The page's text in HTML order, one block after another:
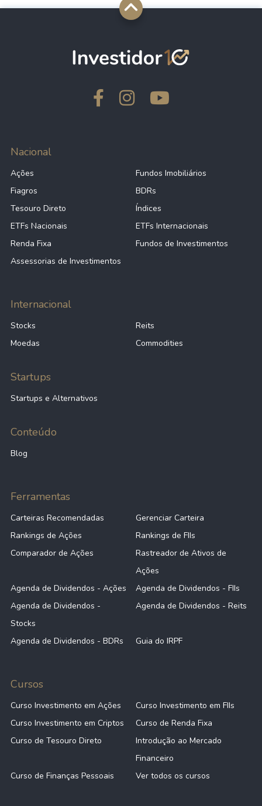
Nacional
Ações
Fundos Imobiliários
Fiagros
BDRs
Tesouro Direto
Índices
ETFs Nacionais
ETFs Internacionais
Renda Fixa
Fundos de Investimentos
Assessorias de Investimentos
Internacional
Stocks
Reits
Moedas
Commodities
Startups
Startups e Alternativos
Conteúdo
Blog
Ferramentas
Carteiras Recomendadas
Gerenciar Carteira
Rankings de Ações
Rankings de FIIs
Comparador de Ações
Rastreador de Ativos de
Ações
Agenda de Dividendos - Ações
Agenda de Dividendos - FIIs
Agenda de Dividendos -
Stocks
Agenda de Dividendos - Reits
Agenda de Dividendos - BDRs Guia do IRPF
Cursos
Curso Investimento em Ações
Curso Investimento em FIIs
Curso Investimento em Criptos
Curso de Renda Fixa
Curso de Tesouro Direto
Introdução ao Mercado
Financeiro
Curso de Finanças Pessoais
Ver todos os cursos